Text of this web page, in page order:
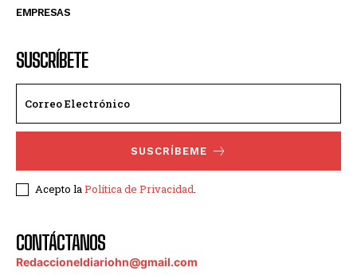
EMPRESAS
SUSCRÍBETE
SUSCRÍBEME
Acepto laPolítica de Privacidad.
CONTÁCTANOS
Redaccioneldiariohn@gmail.com